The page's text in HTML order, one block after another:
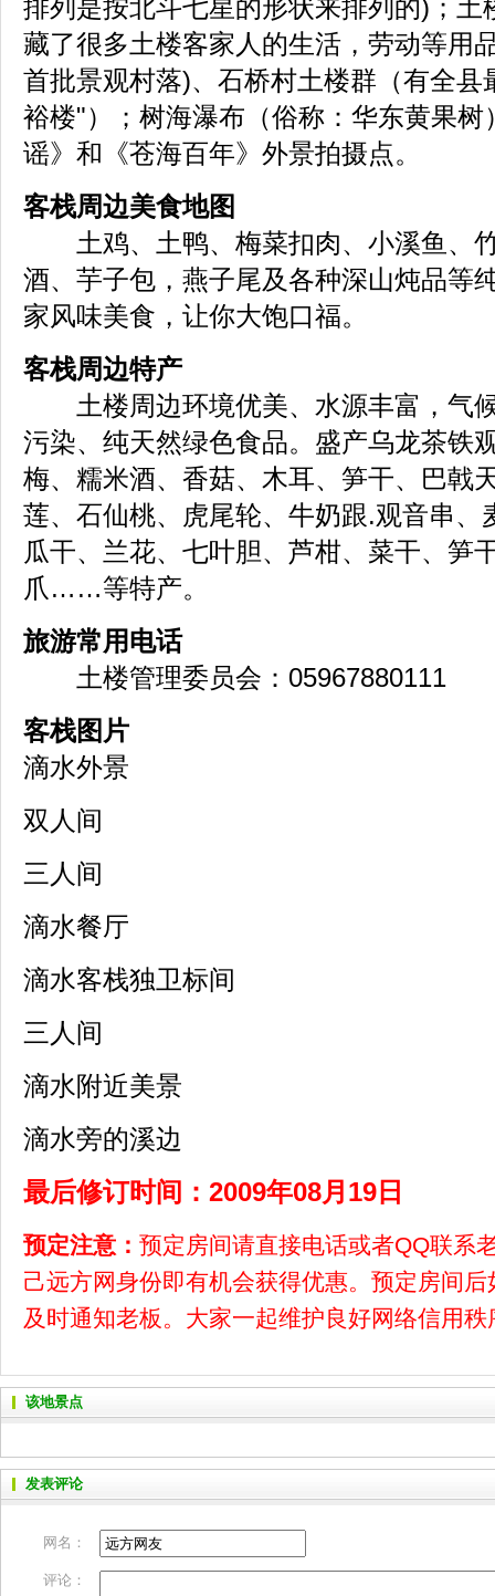
排列是按北斗七星的形状来排列的)；土
藏了很多土楼客家人的生活，劳动等用
首批景观村落)、石桥村土楼群（有全县
裕楼"）；树海瀑布（俗称：华东黄果树
谣》和《苍海百年》外景拍摄点。
客栈周边美食地图
土鸡、土鸭、梅菜扣肉、小溪鱼、
酒、芋子包，燕子尾及各种深山炖品等
家风味美食，让你大饱口福。
客栈周边特产
土楼周边环境优美、水源丰富，气
污染、纯天然绿色食品。盛产乌龙茶铁
梅、糯米酒、香菇、木耳、笋干、巴戟
莲、石仙桃、虎尾轮、牛奶跟.观音串、
瓜干、兰花、七叶胆、芦柑、菜干、笋
爪……等特产。
旅游常用电话
土楼管理委员会：05967880111
客栈图片
滴水外景
双人间
三人间
滴水餐厅
滴水客栈独卫标间
三人间
滴水附近美景
滴水旁的溪边
最后修订时间：2009年08月19日
预定注意： 预定房间请直接电话或者QQ联系
己远方网身份即有机会获得优惠。预定房间
及时通知老板。大家一起维护良好网络信用秩
该地景点
发表评论
网名：
评论：